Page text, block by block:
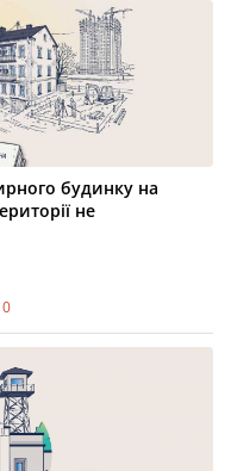
будинку на
не
0